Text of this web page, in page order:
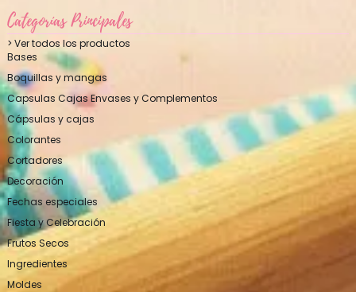
Categorías Principales
> Ver todos los productos
Bases
Boquillas y mangas
Capsulas Cajas Envases y Complementos
Cápsulas y cajas
Colorantes
Cortadores
Decoración
Fechas especiales
Fiesta y Celebración
Frutos Secos
Ingredientes
Moldes